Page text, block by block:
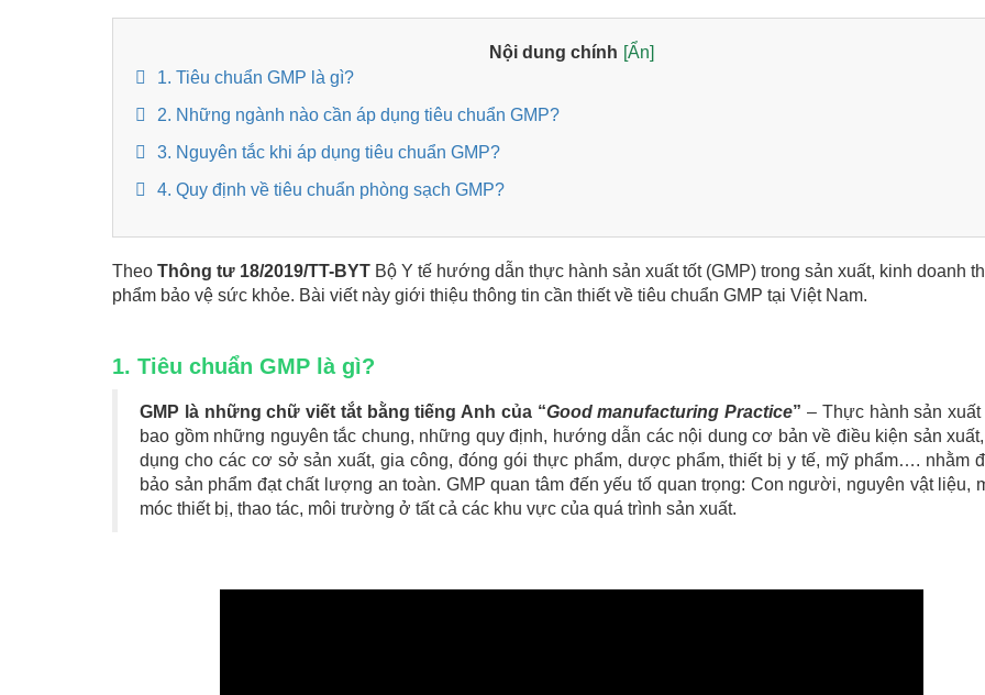
Nội dung chính [Ẩn]
1. Tiêu chuẩn GMP là gì?
2. Những ngành nào cần áp dụng tiêu chuẩn GMP?
3. Nguyên tắc khi áp dụng tiêu chuẩn GMP?
4. Quy định về tiêu chuẩn phòng sạch GMP?
Theo Thông tư 18/2019/TT-BYT Bộ Y tế hướng dẫn thực hành sản xuất tốt (GMP) trong sản xuất, kinh doanh
phẩm bảo vệ sức khỏe. Bài viết này giới thiệu thông tin cần thiết về tiêu chuẩn GMP tại Việt Nam.
1. Tiêu chuẩn GMP là gì?
GMP là những chữ viết tắt bằng tiếng Anh của “Good manufacturing Practice” – Thực hành sản xuất
bao gồm những nguyên tắc chung, những quy định, hướng dẫn các nội dung cơ bản về điều kiện sản
dụng cho các cơ sở sản xuất, gia công, đóng gói thực phẩm, dược phẩm, thiết bị y tế, mỹ phẩm…. nhằm
bảo sản phẩm đạt chất lượng an toàn. GMP quan tâm đến yếu tố quan trọng: Con người, nguyên vật liệu,
móc thiết bị, thao tác, môi trường ở tất cả các khu vực của quá trình sản xuất.